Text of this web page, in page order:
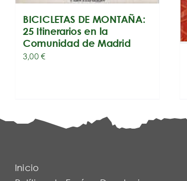
BICICLETAS DE MONTAÑA:
25 Itinerarios en la
Comunidad de Madrid
3,00€
Inicio